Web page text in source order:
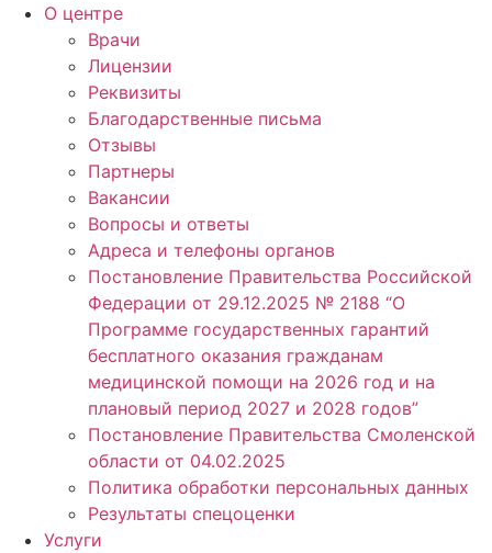
О центре
Врачи
Лицензии
Реквизиты
Благодарственные письма
Отзывы
Партнеры
Вакансии
Вопросы и ответы
Адреса и телефоны органов
Постановление Правительства Российской
Федерации от 29.12.2025 № 2188 “О
Программе государственных гарантий
бесплатного оказания гражданам
медицинской помощи на 2026 год и на
плановый период 2027 и 2028 годов”
Постановление Правительства Смоленской
области от 04.02.2025
Политика обработки персональных данных
Результаты спецоценки
Услуги